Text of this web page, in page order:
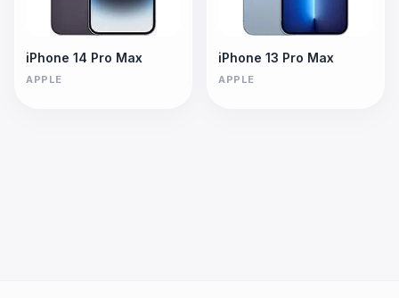
iPhone 14 Pro Max
APPLE
iPhone 13 Pro Max
APPLE